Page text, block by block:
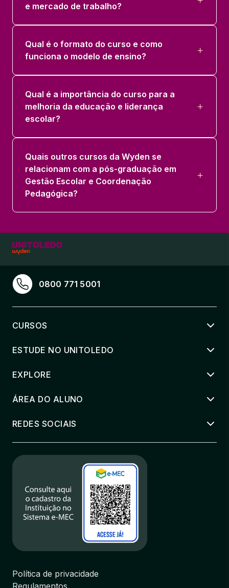
GESTAO DE PROJETOS EDUCACIONAIS
36 horas
e mercado de trabalho?
Qual é o formato do curso e como
funciona o modelo de ensino?
Qual é a importância do curso para a
melhoria da educação e liderança
escolar?
Quais outros cursos da Wyden se
relacionam com a pós-graduação em
Gestão Escolar e Coordenação
Pedagógica?
0800 771 5001
CURSOS
ESTUDE NO UNITOLEDO
EXPLORE
ÁREA DO ALUNO
REDES SOCIAIS
Política de privacidade